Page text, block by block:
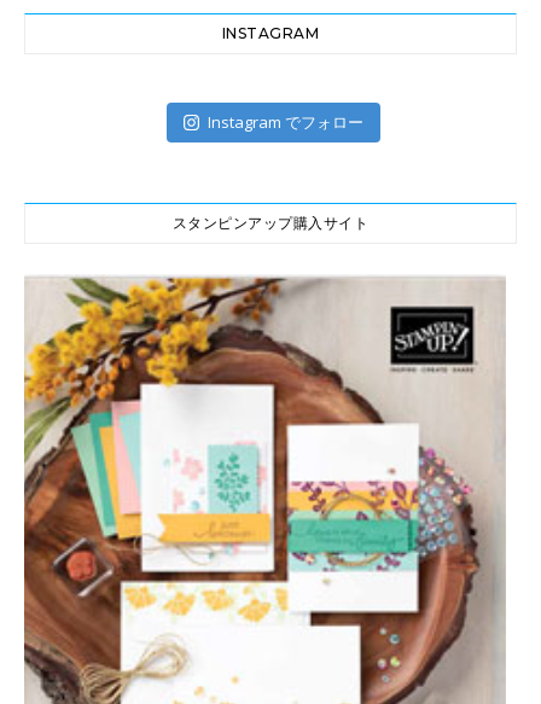
INSTAGRAM
Instagram でフォロー
スタンピンアップ購入サイト